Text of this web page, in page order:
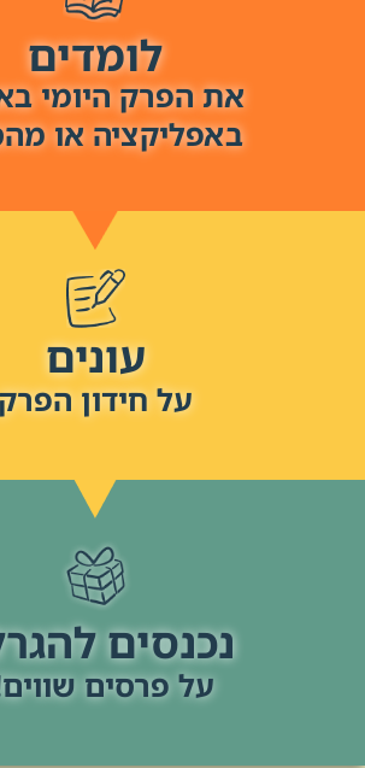
לומדים
את הפרק היומי
באפליקציה או
עונים
על חידון
נכנסים
על פרסים